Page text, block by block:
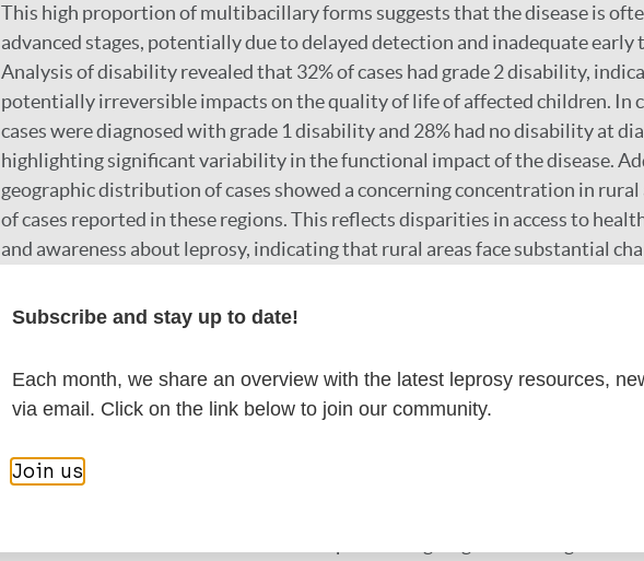
This high proportion of multibacillary forms suggests that the disease is
advanced stages, potentially due to delayed detection and inadequate early
Analysis of disability revealed that 32% of cases had grade 2 disability,
potentially irreversible impacts on the quality of life of affected children. In
cases were diagnosed with grade 1 disability and 28% had no disability at
highlighting significant variability in the functional impact of the disease.
geographic distribution of cases showed a concerning concentration in rural
of cases reported in these regions. This reflects disparities in access to
and awareness about leprosy, indicating that rural areas face substantial
resources are critical factors contributing to this disparity. These findings
crucial to ensure leprosy is identified and treated before causing severe
education should be intensified to raise awareness about the disease,
areas. Enhancing healthcare infrastructure and strengthening health
affected regions are essential to reduce the disease burden and improve
affected children. In summary, leprosy in children under fifteen in Sergipe
Subscribe and stay up to date!
Each month, we share an overview with the latest leprosy resources,
via email. Click on the link below to join our community.
Join us